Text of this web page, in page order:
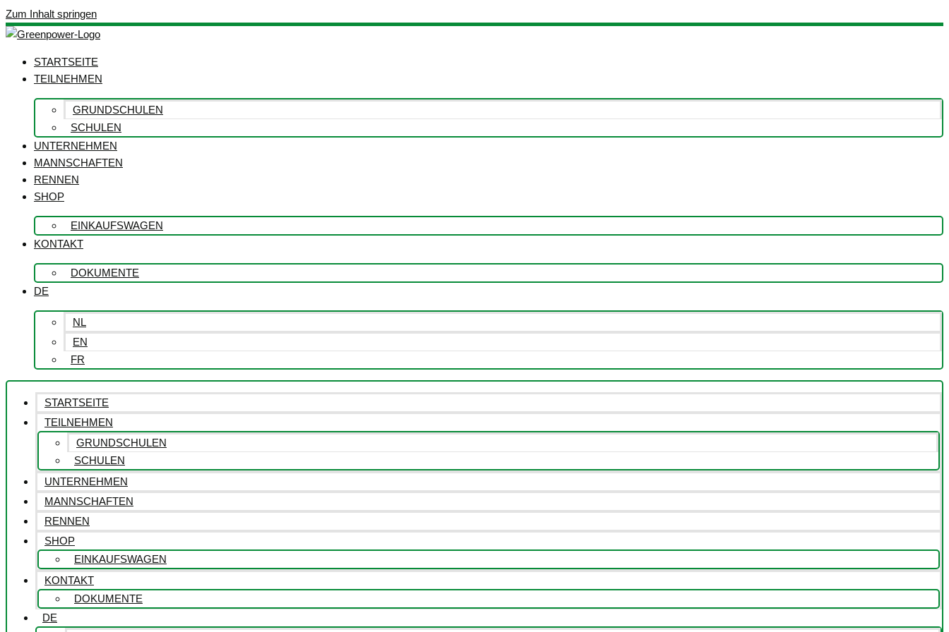
Zum Inhalt springen
STARTSEITE
TEILNEHMEN
GRUNDSCHULEN
SCHULEN
UNTERNEHMEN
MANNSCHAFTEN
RENNEN
SHOP
EINKAUFSWAGEN
KONTAKT
DOKUMENTE
DE
NL
EN
FR
STARTSEITE
TEILNEHMEN
GRUNDSCHULEN
SCHULEN
UNTERNEHMEN
MANNSCHAFTEN
RENNEN
SHOP
EINKAUFSWAGEN
KONTAKT
DOKUMENTE
DE